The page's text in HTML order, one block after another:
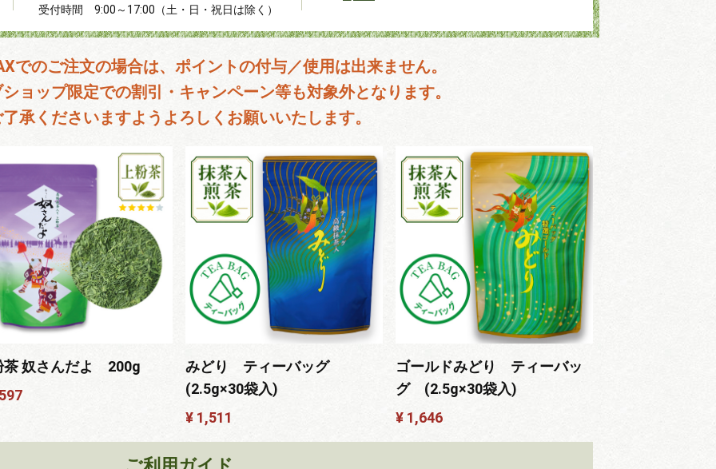
受付時間 9:00～17:00（土・日・祝日は除く）
でのご注文の場合は、ポイントの付与／使用は出来ません。
ョップ限定での割引・キャンペーン等も対象外となります。
承くださいますようよろしくお願いいたします。
茶 奴さんだよ 200g
みどり ティーバッグ
(2.5g×30袋入)
¥ 1,511
ゴールドみどり ティーバッ
グ (2.5g×30袋入)
¥ 1,646